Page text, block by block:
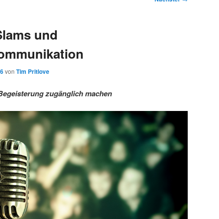
und
von Tim Pritlove
zugänglich machen